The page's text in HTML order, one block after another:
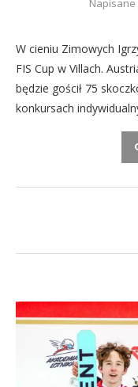
W cieniu Zimowych
FIS Cup w Villach.
będzie gościł 75
konkursach